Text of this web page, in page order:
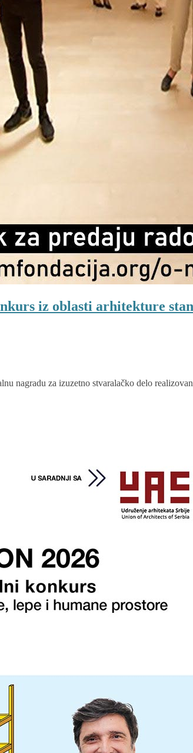
iz oblasti arhitekture
nagradu za izuzetno stvaralačko delo